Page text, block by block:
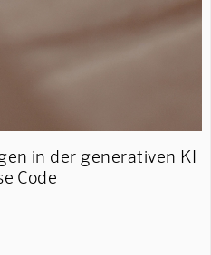
in der generativen KI
Code